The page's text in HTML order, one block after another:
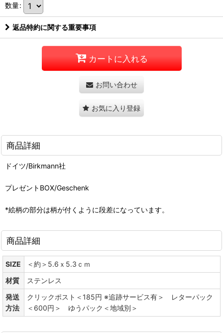
数量:
返品特約に関する重要事項
カートに入れる
お問い合わせ
お気に入り登録
商品詳細
ドイツ/Birkmann社
プレゼントBOX/Geschenk
*絵柄の部分は柄が付くように段差になっています。
商品詳細
SIZE
＜約＞5.6ｘ5.3ｃｍ
材質
ステンレス
発送
方法
クリックポスト＜185円 ※追跡サービス有＞ レターパック
＜600円＞ ゆうパック＜地域別＞